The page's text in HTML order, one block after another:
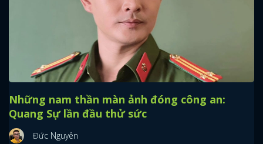
Những nam thần màn ảnh đóng công an:
Quang Sự lần đầu thử sức
Đức Nguyên